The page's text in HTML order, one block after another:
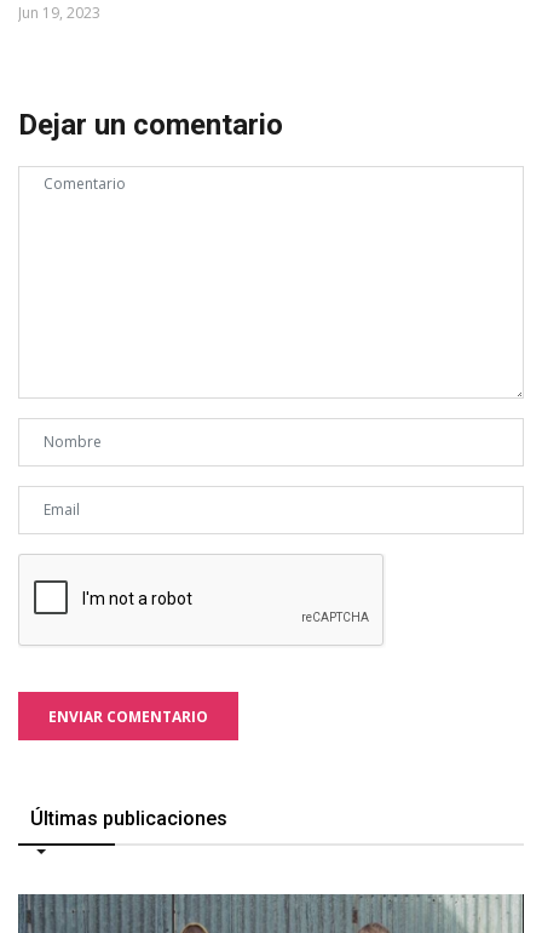
Jun 19, 2023
Dejar un comentario
ENVIAR COMENTARIO
Últimas publicaciones